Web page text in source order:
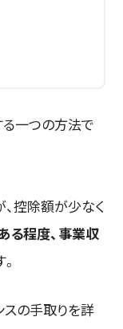
一つの方法で
控除額が少なく
る程度、事業収
スの手取りを詳